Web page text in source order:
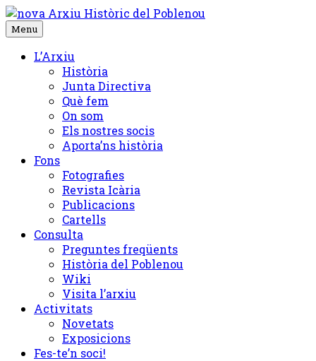
Skip
to
content
Menu
L’Arxiu
Història
Junta Directiva
Què fem
On som
Els nostres socis
Aporta’ns història
Fons
Fotografies
Revista Icària
Publicacions
Cartells
Consulta
Preguntes freqüents
Història del Poblenou
Wiki
Visita l’arxiu
Activitats
Novetats
Exposicions
Fes-te’n soci!